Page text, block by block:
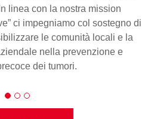
linea con la nostra mission
ci impegniamo col sostegno di
le comunità locali e la
nella prevenzione e
dei tumori.